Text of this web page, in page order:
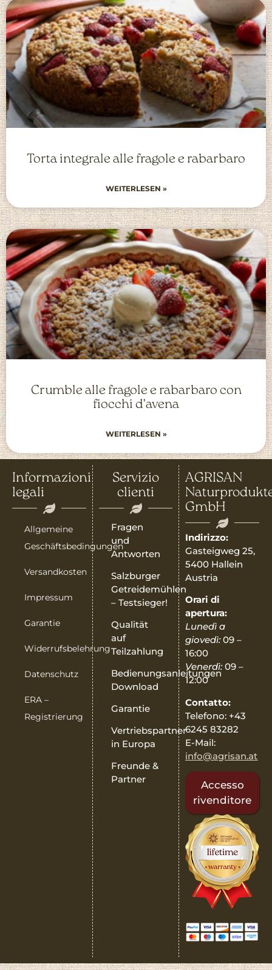
Torta integrale alle fragole e rabarbaro
WEITERLESEN »
Crumble alle fragole e rabarbaro con
fiocchi d’avena
WEITERLESEN »
Informazioni
legali
Allgemeine
Geschäftsbedingungen
Versandkosten
Impressum
Garantie
Widerrufsbelehrung
Datenschutz
ERA –
Registrierung
Servizio
clienti
Fragen
und
Antworten
Salzburger
Getreidemühlen
– Testsieger!
Qualität
auf
Teilzahlung
Bedienungsanleitungen
Download
Garantie
Vertriebspartner
in Europa
Freunde &
Partner
AGRISAN
GmbH
Indirizzo:
Gasteigweg 25,
5400 Hallein
Austria
Orari di
apertura:
Lunedì a
giovedì:09 –
16:00
Venerdì:09 –
12:00
Contatto:
Telefono: +43
6245 83282
E-Mail:
info@agrisan.at
Accesso
rivenditore